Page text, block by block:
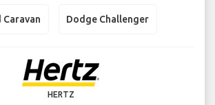
Caravan Dodge Challenger
HERTZ